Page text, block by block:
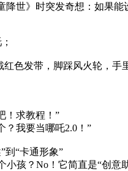
降世》时突发奇想：如果
色发带，脚踩风火轮，手
！求教程！”
？我要当哪吒2.0！”
到“卡通形象”
孩？No！它简直是“创意